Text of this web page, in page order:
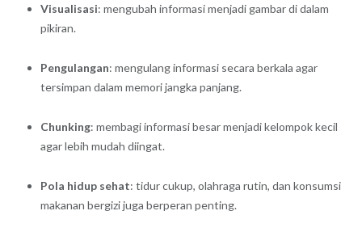
Visualisasi: mengubah informasi menjadi gambar di dalam
pikiran.
Pengulangan: mengulang informasi secara berkala agar
tersimpan dalam memori jangka panjang.
Chunking: membagi informasi besar menjadi kelompok kecil
agar lebih mudah diingat.
Pola hidup sehat: tidur cukup, olahraga rutin, dan konsumsi
makanan bergizi juga berperan penting.